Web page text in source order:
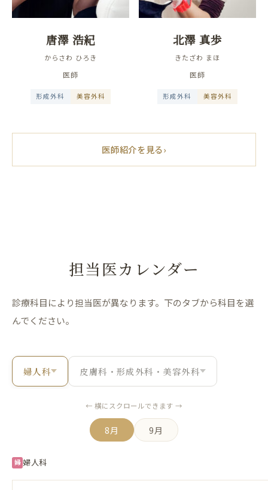
唐澤 浩紀
からさわ ひろき
医師
形成外科 美容外科
北澤 真歩
きたざわ まほ
医師
形成外科 美容外科
医師紹介を見る›
担当医カレンダー
診療科目により担当医が異なります。下のタブから科目を選
んでください。
婦人科 皮膚科・形成外科・美容外科
← 横にスクロールできます →
8月 9月
婦 婦人科